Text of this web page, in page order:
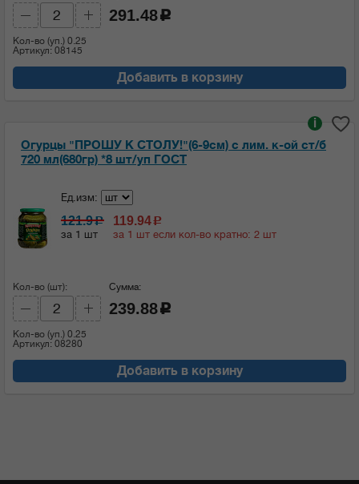
Кол-во (уп.) 0.25
Артикул: 08145
291.48 c
Добавить в корзину
Огурцы "ПРОШУ К СТОЛУ!"(6-9см) с лим. к-ой ст/б
720 мл(680гр) *8 шт/уп ГОСТ
i
Ед.изм:
121.9c
за 1 шт
119.94c
за 1 шт если кол-во кратно: 2 шт
Кол-во (шт):
Кол-во (уп.) 0.25
Артикул: 08280
Сумма:
239.88 c
Добавить в корзину